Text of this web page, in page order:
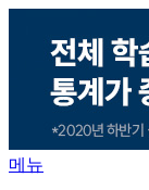
메뉴